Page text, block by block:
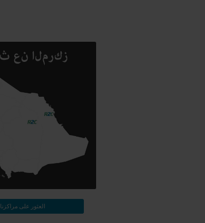
العثور على مراكزنا